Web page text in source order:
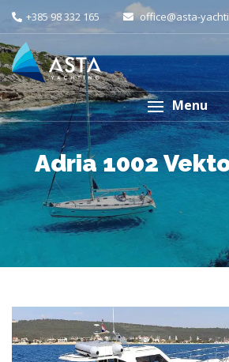
+385 98 332 165 office@asta-
Menu
Adria 1002